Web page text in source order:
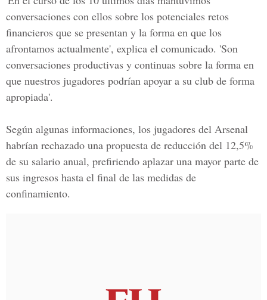
conversaciones con ellos sobre los potenciales retos
financieros que se presentan y la forma en que los
afrontamos actualmente', explica el comunicado. 'Son
conversaciones productivas y continuas sobre la forma en
que nuestros jugadores podrían apoyar a su club de forma
apropiada'.
Según algunas informaciones, los jugadores del Arsenal
habrían rechazado una propuesta de reducción del 12,5%
de su salario anual, prefiriendo aplazar una mayor parte de
sus ingresos hasta el final de las medidas de
confinamiento.